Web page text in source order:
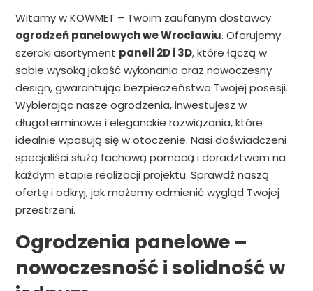
Witamy w KOWMET – Twoim zaufanym dostawcy
ogrodzeń panelowych we Wrocławiu. Oferujemy
szeroki asortyment paneli 2D i 3D, które łączą w
sobie wysoką jakość wykonania oraz nowoczesny
design, gwarantując bezpieczeństwo Twojej posesji.
Wybierając nasze ogrodzenia, inwestujesz w
długoterminowe i eleganckie rozwiązania, które
idealnie wpasują się w otoczenie. Nasi doświadczeni
specjaliści służą fachową pomocą i doradztwem na
każdym etapie realizacji projektu. Sprawdź naszą
ofertę i odkryj, jak możemy odmienić wygląd Twojej
przestrzeni.
Ogrodzenia panelowe –
nowoczesność i solidność w